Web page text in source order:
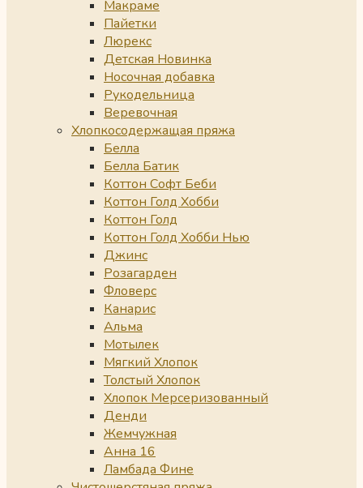
Макраме
Пайетки
Люрекс
Детская Новинка
Носочная добавка
Рукодельница
Веревочная
Хлопкосодержащая пряжа
Белла
Белла Батик
Коттон Софт Беби
Коттон Голд Хобби
Коттон Голд
Коттон Голд Хобби Нью
Джинс
Розагарден
Фловерс
Канарис
Альма
Мотылек
Мягкий Хлопок
Толстый Хлопок
Хлопок Мерсеризованный
Денди
Жемчужная
Анна 16
Ламбада Фине